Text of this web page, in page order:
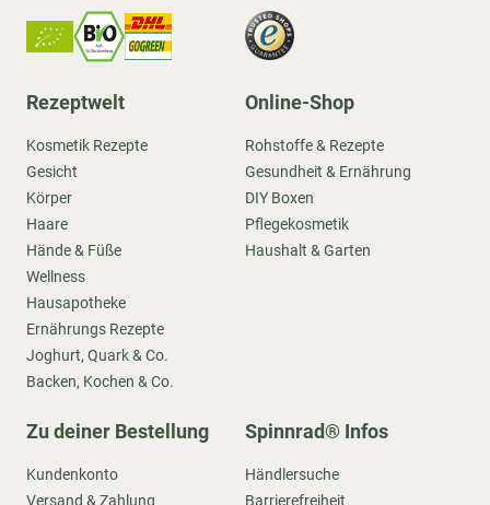
Rezeptwelt
Kosmetik Rezepte
Gesicht
Körper
Haare
Hände & Füße
Wellness
Hausapotheke
Ernährungs Rezepte
Joghurt, Quark & Co.
Backen, Kochen & Co.
Online-Shop
Rohstoffe & Rezepte
Gesundheit & Ernährung
DIY Boxen
Pflegekosmetik
Haushalt & Garten
Zu deiner Bestellung
Kundenkonto
Versand & Zahlung
Spinnrad® Infos
Händlersuche
Barrierefreiheit